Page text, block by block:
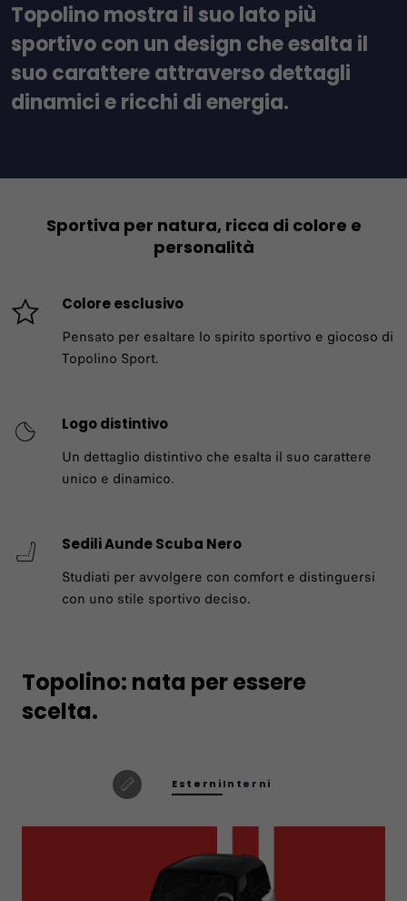
Topolino mostra il suo lato più
sportivo con un design che esalta il
suo carattere attraverso dettagli
dinamici e ricchi di energia.
Sportiva per natura, ricca di colore e
personalità
Colore esclusivo
Pensato per esaltare lo spirito sportivo e giocoso di
Topolino Sport.
Logo distintivo
Un dettaglio distintivo che esalta il suo carattere
unico e dinamico.
Sedili Aunde Scuba Nero
Studiati per avvolgere con comfort e distinguersi
con uno stile sportivo deciso.
Topolino: nata per essere
scelta.
EsterniInterni